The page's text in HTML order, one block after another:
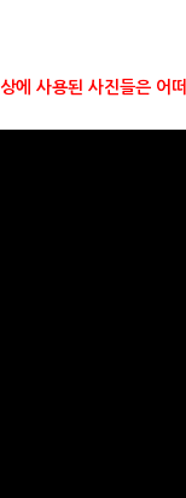
에 사용된 사진들은 어